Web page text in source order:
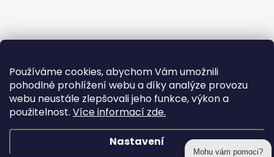
Používáme cookies, abychom Vám umožnili
pohodlné prohlížení webu a díky analýze provozu
webu neustále zlepšovali jeho funkce, výkon a
použitelnost. Více informací zde.
Nastavení
Mohu vám pomoci?